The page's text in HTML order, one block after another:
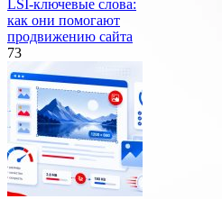
LSI-ключевые слова:
как они помогают
продвижению сайта
73